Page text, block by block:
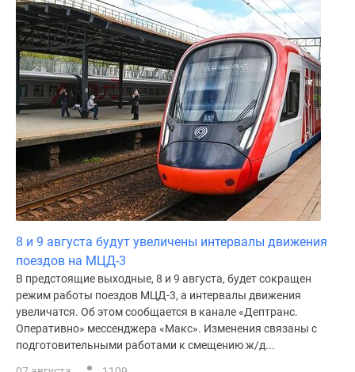
Дома
коттеджи
Коттеджные
поселки
Новой
Москве
коттеджные
поселки
Строящиеся
коттеджные
поселки
Коттеджные
поселки
лесу
Коттеджные
8 и 9 августа будут увеличены интервалы движения
поездов на МЦД-3
В предстоящие выходные, 8 и 9 августа, будет сокращен
режим работы поездов МЦД-3, а интервалы движения
увеличатся. Об этом сообщается в канале «Дептранс.
Оперативно» мессенджера «Макс». Изменения связаны с
подготовительными работами к смещению ж/д...